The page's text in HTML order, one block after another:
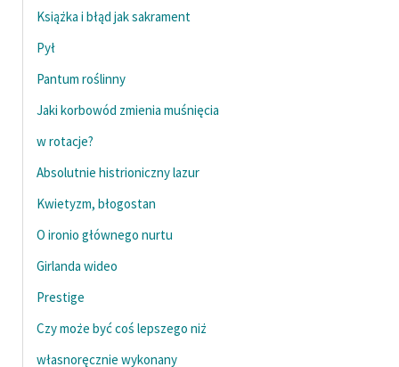
Feministyczne inspiracje.
Popularyzacja
skandynawskiej literatury
twórców przechodzących
do domeny publicznej,
lektur szkolnych oraz
Starego Testamentu
Szkoła Poezji Wolnych
Lektur
Książka i błąd jak sakrament
Pył
Pantum roślinny
Jaki korbowód zmienia muśnięcia
w rotacje?
Absolutnie histrioniczny lazur
Kwietyzm, błogostan
O ironio głównego nurtu
Girlanda wideo
Prestige
Czy może być coś lepszego niż
własnoręcznie wykonany